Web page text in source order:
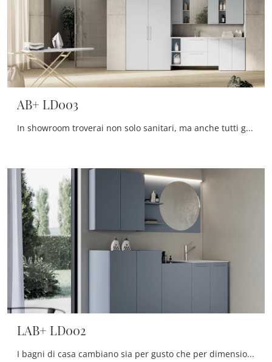
AB+ LD003
In showroom troverai non solo sanitari, ma anche tutti gli altri accessori compresi nel concept per la sala da bagno: scopri le più belle proposte di ...
LAB+ LD002
I bagni di casa cambiano sia per gusto che per dimensioni, perciò è imprescindibile che ciascuno trovi la soluzione ideale per le proprie necessità.